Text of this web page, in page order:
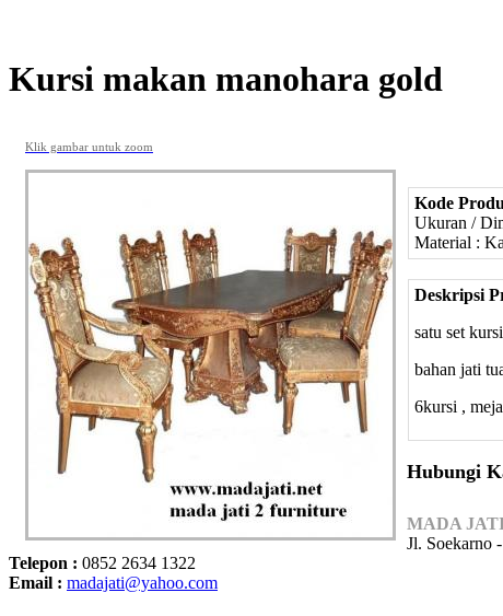
Kursi makan manohara gold
Klik gambar untuk zoom
Kode
Ukuran /
Material :
Deskripsi
satu set
bahan jati
6kursi ,
Hubungi
MADA
Jl. Soekarno
Telepon : 0852 2634 1322
Email : madajati@yahoo.com